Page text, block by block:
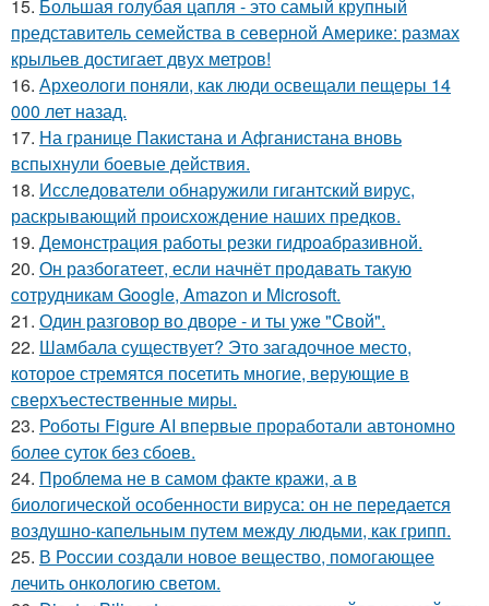
15. Большая голубая цапля - это самый крупный
представитель семейства в северной Америке: размах
крыльев достигает двух метров!
16. Археологи поняли, как люди освещали пещеры 14
000 лет назад.
17. На границе Пакистана и Афганистана вновь
вспыхнули боевые действия.
18. Исследователи обнаружили гигантский вирус,
раскрывающий происхождение наших предков.
19. Демонстрация работы резки гидроабразивной.
20. Он разбогатеет, если начнёт продавать такую
сотрудникам Google, Amazon и Microsoft.
21. Один разговoр во двоpе - и ты ужe "Cвой".
22. Шамбала существует? Это загадочное место,
которое стремятся посетить многие, верующие в
сверхъестественные миры.
23. Роботы Figure AI впервые проработали автономно
более суток без сбоев.
24. Проблема не в самом факте кражи, а в
биологической особенности вируса: он не передается
воздушно-капельным путем между людьми, как грипп.
25. В России создали новое вещество, помогающее
лечить онкологию светом.